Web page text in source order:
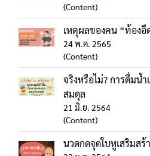
(Content)
เหตุผลของคน “ท้องอื
24 พ.ค. 2565
(Content)
จริงหรือไม่? การดื่มน้ำ
สมดุล
21 มิ.ย. 2564
(Content)
นวดกดจุดใบหูเสริมสร้